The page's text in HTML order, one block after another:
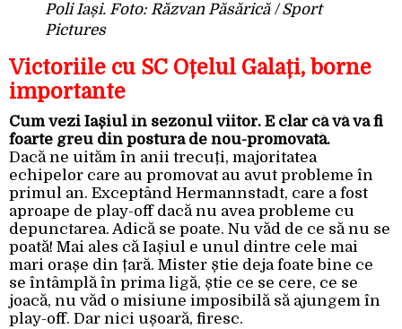
Poli Iași. Foto: Răzvan Păsărică / Sport
Pictures
Victoriile cu SC Oțelul Galați, borne
importante
Cum vezi Iașiul în sezonul viitor. E clar că vă va fi
foarte greu din postura de nou-promovată.
Dacă ne uităm în anii trecuți, majoritatea
echipelor care au promovat au avut probleme în
primul an. Exceptând Hermannstadt, care a fost
aproape de play-off dacă nu avea probleme cu
depunctarea. Adică se poate. Nu văd de ce să nu se
poată! Mai ales că Iașiul e unul dintre cele mai
mari orașe din țară. Mister știe deja foate bine ce
se întâmplă în prima ligă, știe ce se cere, ce se
joacă, nu văd o misiune imposibilă să ajungem în
play-off. Dar nici ușoară, firesc.